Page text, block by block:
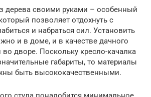
дерева своими руками – особенный
позволяет отдохнуть с
и набраться сил. Установить
и в доме, и в качестве дачного
во дворе. Поскольку кресло-качалка
габариты, то материалы
быть высококачественными.